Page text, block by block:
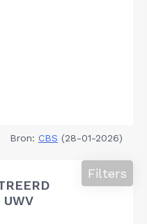
Bron: CBS (28-01-2026)
Filters